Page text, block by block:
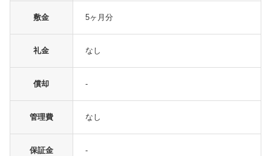
敷金 5ヶ月分
礼金 なし
償却 -
管理費 なし
保証金 -